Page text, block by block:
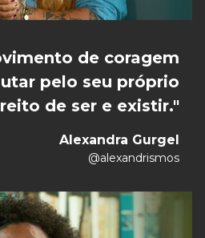
de coragem
pelo seu próprio
de ser e existir."
Alexandra Gurgel
@alexandrismos